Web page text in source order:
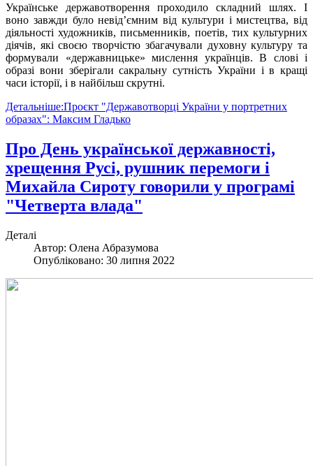
Українське державотворення проходило складний шлях. І
воно завжди було невідʼємним від культури і мистецтва, від
діяльності художників, письменників, поетів, тих культурних
діячів, які своєю творчістю збагачували духовну культуру та
формували «державницьке» мислення українців. В слові і
образі вони зберігали сакральну сутність України і в кращі
часи історії, і в найбільш скрутні.
Детальніше:Проєкт "Державотворці України у портретних
образах": Максим Гладько
Про День української державності,
хрещення Русі, рушник перемоги і
Михайла Сироту говорили у програмі
"Четверта влада"
Деталі
Автор: Олена Абразумова
Опубліковано: 30 липня 2022